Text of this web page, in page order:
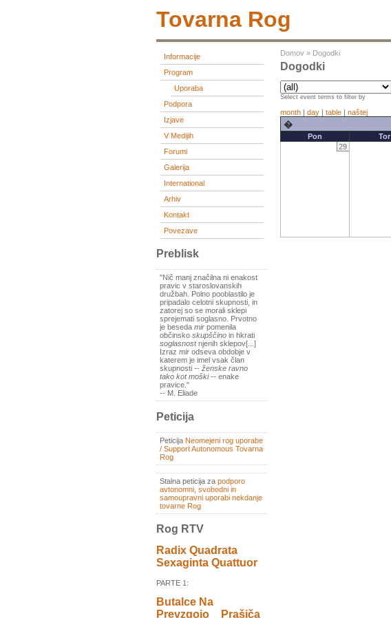
Tovarna Rog
Informacije
Program
Uporaba
Podpora
Izjave
V Medijih
Forumi
Galerija
International
Arhiv
Kontakt
Povezave
Preblisk
"Nič manj značilna ni enakost
pravic v staroslovanskih
družbah. Polno pooblastilo je
pripadalo celotni skupnosti, in
zatorej so se morali sklepi
sprejemati soglasno. Prvotno
je beseda mir pomenila
občinsko skupščino in hkrati
soglasnostnjenih sklepov[...]
Izraz mir odseva obdobje v
katerem je imel vsak član
skupnosti -- ženske ravno
tako kot moški-- enake
pravice."
-- M. Eliade
Peticija
Peticija Neomejeni rog uporabe
/ Support Autonomous Tovarna
Rog
Stalna peticija za podporo
avtonomni, svobodni in
samoupravni uporabi nekdanje
tovarne Rog
Rog RTV
Radix Quadrata
Sexaginta Quattuor
PARTE 1:
Butalce Na
Prevzgojo _ Prašiča
Domov » Dogodki
Dogodki
Select event terms to filter by
month | day | table | naštej
�
Pon Tor
29